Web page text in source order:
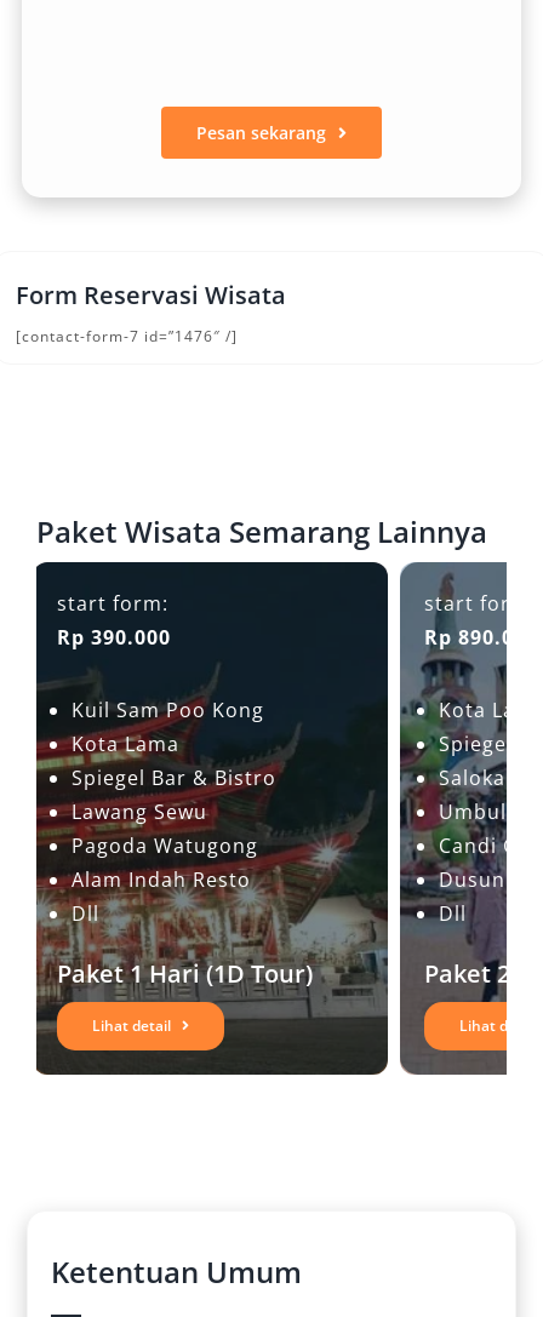
Pesan sekarang
Form Reservasi Wisata
[contact-form-7 id=”1476″ /]
Paket Wisata Semarang Lainnya
start form:
Rp 390.000
Kuil Sam Poo Kong
Kota Lama
Spiegel Bar & Bistro
Lawang Sewu
Pagoda Watugong
Alam Indah Resto
Dll
Paket 1 Hari (1D Tour)
Lihat detail
start form:
Rp 890.000
Kota
Spiegel
Saloka
Umbul
Candi
Dusun
Dll
Paket 2
Lihat detail
Ketentuan Umum